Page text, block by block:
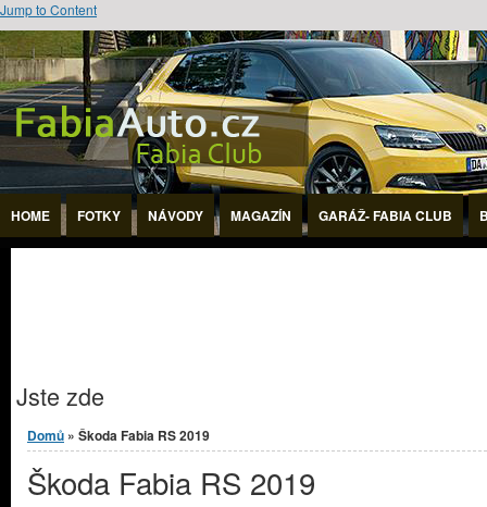
Jump to Content
HOME FOTKY NÁVODY MAGAZÍN GARÁŽ- FABIA CLUB
Jste zde
Domů » Škoda Fabia RS 2019
Škoda Fabia RS 2019